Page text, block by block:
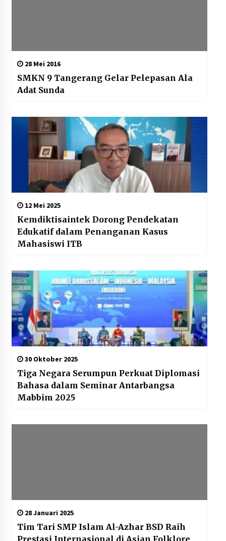
28 Mei 2016
SMKN 9 Tangerang Gelar Pelepasan Ala
Adat Sunda
12 Mei 2025
Kemdiktisaintek Dorong Pendekatan
Edukatif dalam Penanganan Kasus
Mahasiswi ITB
30 Oktober 2025
Tiga Negara Serumpun Perkuat Diplomasi
Bahasa dalam Seminar Antarbangsa
Mabbim 2025
28 Januari 2025
Tim Tari SMP Islam Al-Azhar BSD Raih